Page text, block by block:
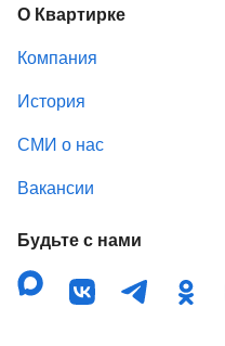
О Квартирке
Компания
История
СМИ о нас
Вакансии
Будьте с нами